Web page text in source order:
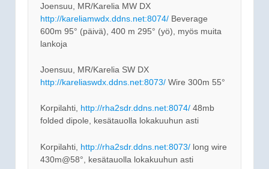
Joensuu, MR/Karelia MW DX
http://kareliamwdx.ddns.net:8074/ Beverage
600m 95° (päivä), 400 m 295° (yö), myös muita
lankoja
Joensuu, MR/Karelia SW DX
http://kareliaswdx.ddns.net:8073/ Wire 300m 55°
Korpilahti, http://rha2sdr.ddns.net:8074/ 48mb
folded dipole, kesätauolla lokakuuhun asti
Korpilahti, http://rha2sdr.ddns.net:8073/ long wire
430m@58°, kesätauolla lokakuuhun asti